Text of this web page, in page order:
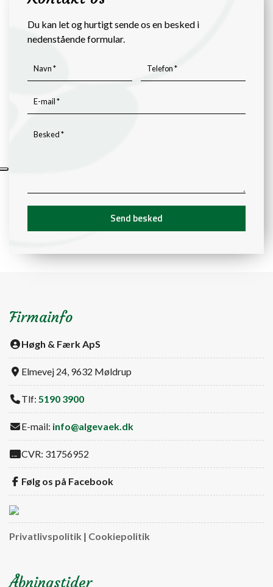
Du kan let og hurtigt sende os en besked i
nedenstående formular.
Firmainfo
Høgh & Færk ApS
Elmevej 24, 9632 Møldrup
Tlf: 5190 3900
E-mail: info@algevaek.dk
CVR: 31756952
Følg os på Facebook
Privatlivspolitik | Cookiepolitik
Åbningstider